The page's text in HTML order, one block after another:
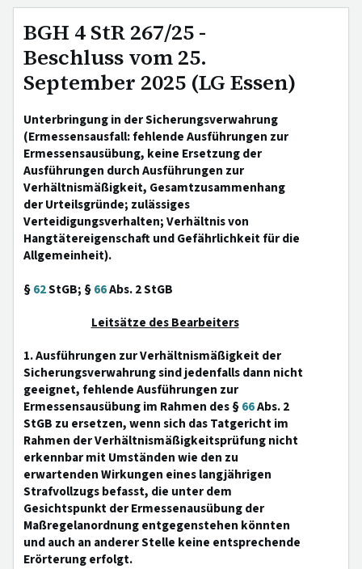
BGH 4 StR 267/25 -
Beschluss vom 25.
September 2025 (LG Essen)
Unterbringung in der Sicherungsverwahrung
(Ermessensausfall: fehlende Ausführungen zur
Ermessensausübung, keine Ersetzung der
Ausführungen durch Ausführungen zur
Verhältnismäßigkeit, Gesamtzusammenhang
der Urteilsgründe; zulässiges
Verteidigungsverhalten; Verhältnis von
Hangtätereigenschaft und Gefährlichkeit für die
Allgemeinheit).
§62StGB; §66Abs. 2 StGB
Leitsätze des Bearbeiters
1. Ausführungen zur Verhältnismäßigkeit der
Sicherungsverwahrung sind jedenfalls dann nicht
geeignet, fehlende Ausführungen zur
Ermessensausübung im Rahmen des §66Abs. 2
StGB zu ersetzen, wenn sich das Tatgericht im
Rahmen der Verhältnismäßigkeitsprüfung nicht
erkennbar mit Umständen wie den zu
erwartenden Wirkungen eines langjährigen
Strafvollzugs befasst, die unter dem
Gesichtspunkt der Ermessenausübung der
Maßregelanordnung entgegenstehen könnten
und auch an anderer Stelle keine entsprechende
Erörterung erfolgt.